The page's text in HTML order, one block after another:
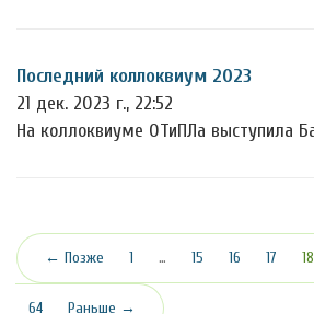
Последний коллоквиум 2023
21 дек. 2023 г., 22:52
На коллоквиуме ОТиПЛа выступила
← Позже 1 … 15 16 17 18
64 Раньше →